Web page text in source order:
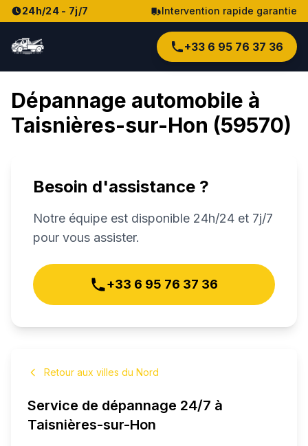
24h/24 - 7j/7 Intervention rapide garantie
+33 6 95 76 37 36
Dépannage automobile à
Taisnières-sur-Hon (59570)
Besoin d'assistance ?
Notre équipe est disponible 24h/24 et 7j/7
pour vous assister.
+33 6 95 76 37 36
Retour aux villes du Nord
Service de dépannage 24/7 à
Taisnières-sur-Hon